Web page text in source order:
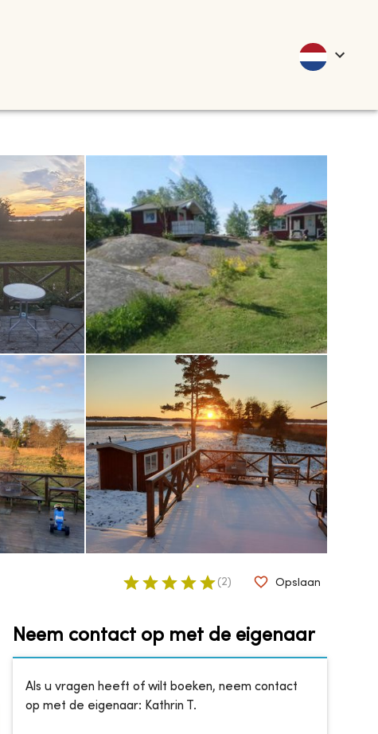
( 2 ) Opslaan
Neem contact op met de eigenaar
Als u vragen heeft of wilt boeken, neem contact
op met de eigenaar: Kathrin T.